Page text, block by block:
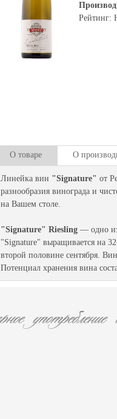
Рейтинг:
О товаре О
Линейка вин "Signature" от
разнообразия винограда и
на Вашем столе.
"Signature" Riesling — одно
"Signature" выращивается на
второй половине сентября.
Потенциал хранения вина